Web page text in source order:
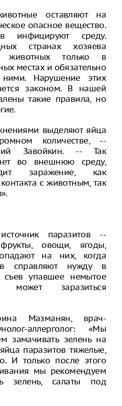
оставляют на
опасное вещество.
инфицируют среду.
странах хозяева
животных только в
местах и обязательно
Нарушение этих
законом. В нашей
такие правила, но
выделяют яйца
количестве, --
Завойкин. -- Так
во внешнюю среду,
заражение, как
с животным, так
паразитов --
овощи, ягоды,
на них, когда
справляют нужду в
съев упавшее немытое
может заразиться
Мазманян, врач-
аллерголог: «Мы
замачивать зелень на
паразитов тяжелые,
И только после этого
мы рекомендуем
зелень, салаты под